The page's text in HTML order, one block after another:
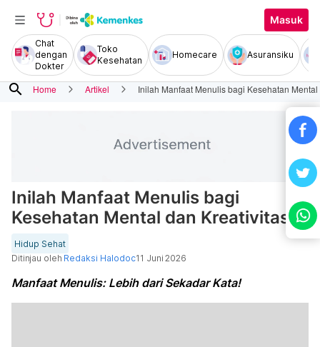
Masuk
Chat
dengan
Dokter
Toko
Kesehatan
Homecare Asuransiku
search Home Artikel Inilah Manfaat Menulis bagi Kesehatan
Inilah Manfaat Menulis bagi
Kesehatan Mental dan Kreativitas
Hidup Sehat
Ditinjau oleh Redaksi Halodoc11 Juni 2026
Manfaat Menulis: Lebih dari Sekadar Kata!